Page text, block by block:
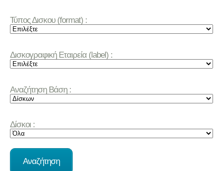
Τύπος Δισκου (format) :
Δισκογραφική Εταιρεία (label) :
Αναζήτηση Βάση :
Δίσκοι :